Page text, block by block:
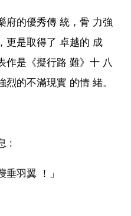
府的優秀傳 統，骨 力強
更是取得了 卓越的 成
作是《擬行路 難》十 八
的不滿現實 的情 緒。
:
垂羽翼 ！」